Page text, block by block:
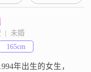
|  未婚
165cm
年出生的女生，